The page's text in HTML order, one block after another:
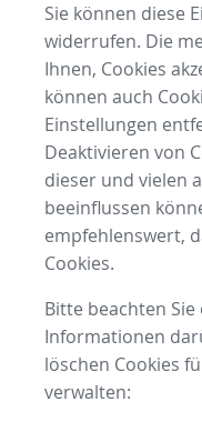
Sie können diese
widerrufen. Die
Ihnen, Cookies
können auch
Einstellungen
Deaktivieren von
dieser und vielen
beeinflussen
empfehlenswert,
Cookies.
Bitte beachten
Informationen
löschen Cookies
verwalten: